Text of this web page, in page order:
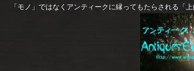
「モノ」ではなくアンティークに縁ってもたらされ